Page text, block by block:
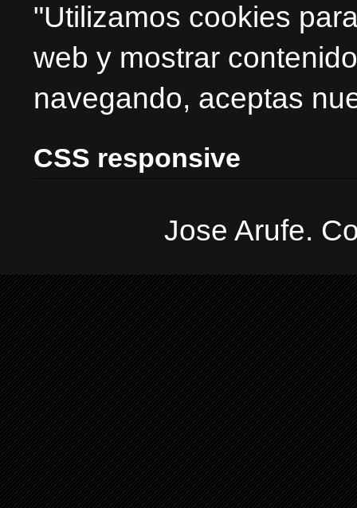
"Utilizamos cookies
web y mostrar
navegando, aceptas
CSS responsive
Jose Arufe.